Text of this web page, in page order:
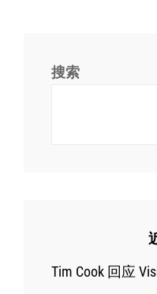
搜索
Tim Cook 回应